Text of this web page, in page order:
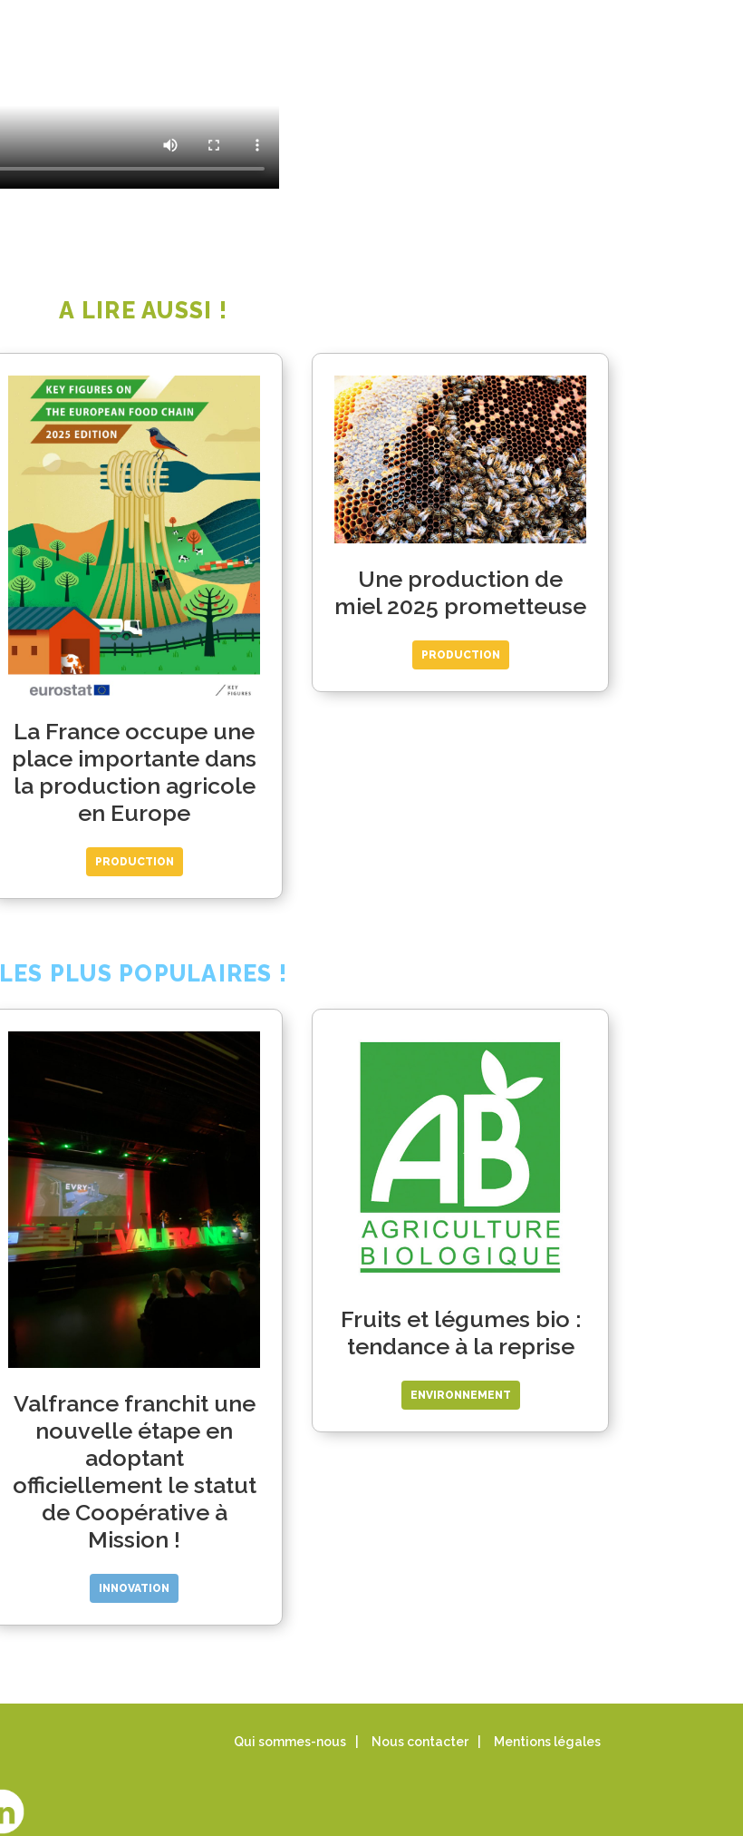
A LIRE AUSSI !
La France occupe une
place importante dans
la production agricole
en Europe
PRODUCTION
Une production de
miel 2025 prometteuse
PRODUCTION
LES PLUS POPULAIRES !
Valfrance franchit une
nouvelle étape en
adoptant
officiellement le statut
de Coopérative à
Mission !
INNOVATION
Fruits et légumes bio :
tendance à la reprise
ENVIRONNEMENT
Qui sommes-nous Nous contacter Mentions légales